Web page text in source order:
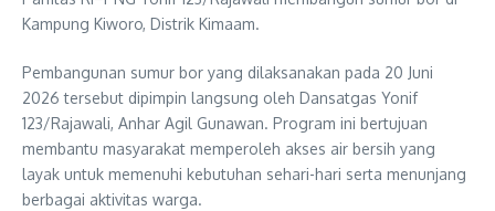
Kampung Kiworo, Distrik Kimaam.
Pembangunan sumur bor yang dilaksanakan pada 20 Juni
2026 tersebut dipimpin langsung oleh Dansatgas Yonif
123/Rajawali, Anhar Agil Gunawan. Program ini bertujuan
membantu masyarakat memperoleh akses air bersih yang
layak untuk memenuhi kebutuhan sehari-hari serta menunjang
berbagai aktivitas warga.